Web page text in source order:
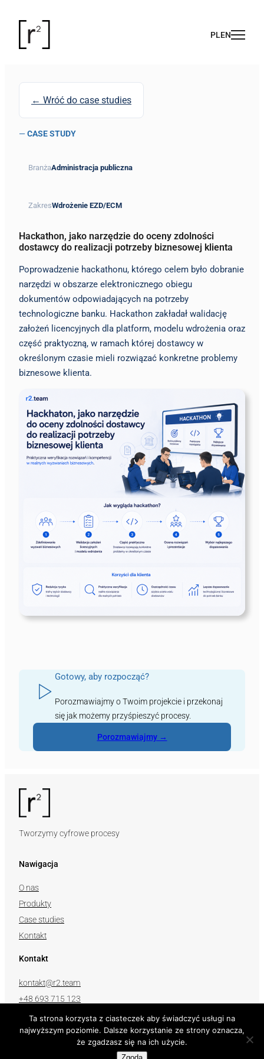
← Wróć do case studies
—CASE STUDY
BranżaAdministracja publiczna
ZakresWdrożenie EZD/ECM
Hackathon, jako narzędzie do oceny zdolności
dostawcy do realizacji potrzeby biznesowej klienta
Poprowadzenie hackathonu, którego celem było dobranie
narzędzi w obszarze elektronicznego obiegu
dokumentów odpowiadających na potrzeby
technologiczne banku. Hackathon zakładał walidację
założeń licencyjnych dla platform, modelu wdrożenia oraz
część praktyczną, w ramach której dostawcy w
określonym czasie mieli rozwiązać konkretne problemy
biznesowe klienta.
Gotowy, aby rozpocząć?
Porozmawiajmy o Twoim projekcie i przekonaj
się jak możemy przyśpieszyć procesy.
Porozmawiajmy →
Tworzymy cyfrowe procesy
Nawigacja
O nas
Produkty
Case studies
Kontakt
Kontakt
kontakt@r2.team
+48 693 715 123
Obserwuj nas
Ta strona korzysta z ciasteczek aby świadczyć usługi na
najwyższym poziomie. Dalsze korzystanie ze strony oznacza,
że zgadzasz się na ich użycie.